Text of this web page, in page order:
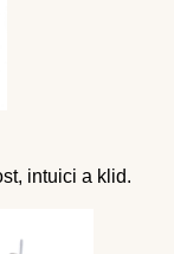
intuici a klid.